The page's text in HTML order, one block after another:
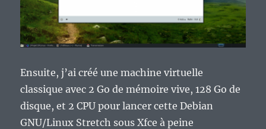
Ensuite, j’ai créé une machine virtuelle
classique avec 2 Go de mémoire vive, 128 Go de
disque, et 2 CPU pour lancer cette Debian
GNU/Linux Stretch sous Xfce à peine